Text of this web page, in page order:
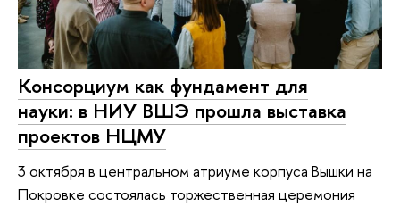
Консорциум как фундамент для
науки: в НИУ ВШЭ прошла выставка
проектов НЦМУ
3 октября в центральном атриуме корпуса Вышки на
Покровке состоялась торжественная церемония